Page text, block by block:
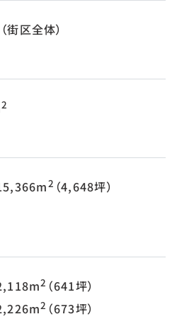
（街区全体）
2
2 （4,648坪）
2 （641坪）
2 （673坪）